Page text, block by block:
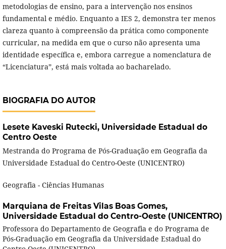
metodologias de ensino, para a intervenção nos ensinos
fundamental e médio. Enquanto a IES 2, demonstra ter menos
clareza quanto à compreensão da prática como componente
curricular, na medida em que o curso não apresenta uma
identidade específica e, embora carregue a nomenclatura de
“Licenciatura”, está mais voltada ao bacharelado.
BIOGRAFIA DO AUTOR
Lesete Kaveski Rutecki, Universidade Estadual do
Centro Oeste
Mestranda do Programa de Pós-Graduação em Geografia da
Universidade Estadual do Centro-Oeste (UNICENTRO)
Geografia - Ciências Humanas
Marquiana de Freitas Vilas Boas Gomes,
Universidade Estadual do Centro-Oeste (UNICENTRO)
Professora do Departamento de Geografia e do Programa de
Pós-Graduação em Geografia da Universidade Estadual do